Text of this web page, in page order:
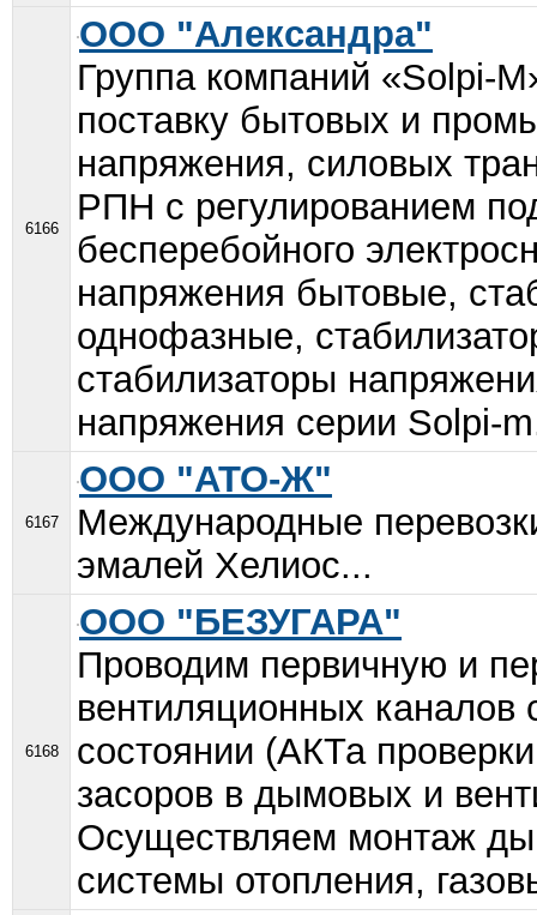
6166
ООО "Александра"
Группа компаний «Solpi-
поставку бытовых и
напряжения, силовых
РПН с регулированием
бесперебойного
напряжения бытовые,
однофазные,
стабилизаторы
напряжения серии Solpi-
6167
ООО "АТО-Ж"
Международные
эмалей Хелиос...
6168
ООО "БЕЗУГАРА"
Проводим первичную и
вентиляционных
состоянии (АКТа
засоров в дымовых и
Осуществляем монтаж
системы отопления,